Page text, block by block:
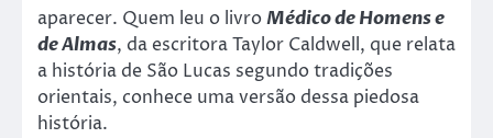
aparecer. Quem leu o livroMédico de Homens e
de Almas, da escritora Taylor Caldwell, que relata
a história de São Lucas segundo tradições
orientais, conhece uma versão dessa piedosa
história.